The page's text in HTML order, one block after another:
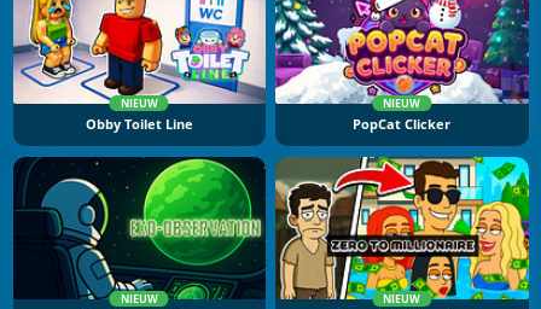
NIEUW
Obby Toilet Line
NIEUW
PopCat Clicker
NIEUW NIEUW